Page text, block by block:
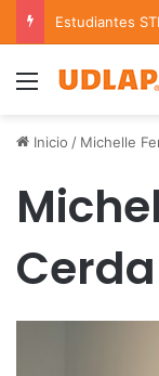
Menu
Inicio / Michelle
Cerda